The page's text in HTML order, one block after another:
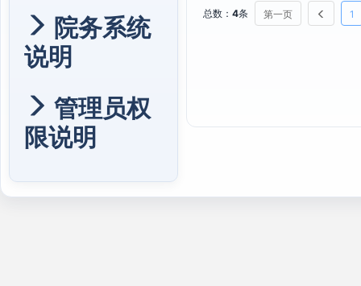
院务系统
说明
管理员权
限说明
总数： 4条 第一页 1